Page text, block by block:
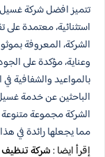
تتميز افضل شركة
استثنائية، معتمدة
الشركة، المعروفة
وعناية، مؤكدة على
بالمواعيد والشفافية
الباحثين عن خدمة
الشركة مجموعة
مما يجعلها رائدة في
إقرأ ايضا :شركة